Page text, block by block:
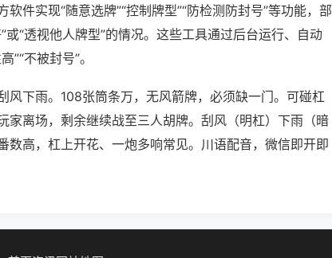
件实现“随意选牌”“控制牌型”“防检测防封号”等功能，部
“透视他人牌型”的情况。这些工具通过后台运行、自动
不被封号”。
风下雨。108张筒条万，无风箭牌，必须缺一门。可碰杠
家离场，剩余继续战至三人胡牌。刮风（明杠）下雨（暗
数高，杠上开花、一炮多响常见。川语配音，微信即开即